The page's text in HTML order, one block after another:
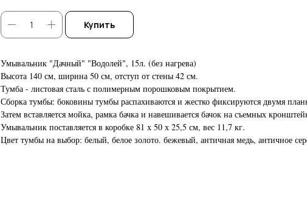
Купить
Умывальник "Дачный" "Водолей", 15л. (без нагрева)
Высота 140 см, ширина 50 см, отступ от стены 42 см.
Тумба - листовая сталь с полимерным порошковым покрытием.
Сборка тумбы: боковины тумбы распахиваются и жестко фиксируются двумя
Затем вставляется мойка, рамка бачка и навешивается бачок на съемных
Умывальник поставляется в коробке 81 х 50 х 25,5 см, вес 11,7 кг.
Цвет тумбы на выбор: белый, белое золото. бежевый, античная медь, античное